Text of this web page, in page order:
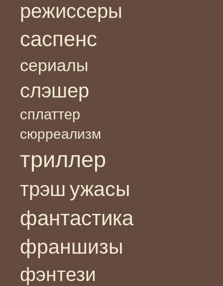
режиссеры
саспенс
сериалы
слэшер
сплаттер
сюрреализм
триллер
трэш ужасы
фантастика
франшизы
фэнтези